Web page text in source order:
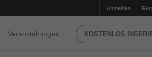
Anmelden
Veranstaltungen KOSTENLOS